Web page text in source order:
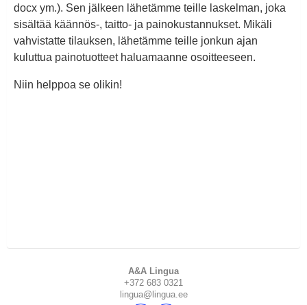
docx ym.). Sen jälkeen lähetämme teille laskelman, joka
sisältää käännös-, taitto- ja painokustannukset. Mikäli
vahvistatte tilauksen, lähetämme teille jonkun ajan
kuluttua painotuotteet haluamaanne osoitteeseen.
Niin helppoa se olikin!
A&A Lingua
+372 683 0321
lingua@lingua.ee